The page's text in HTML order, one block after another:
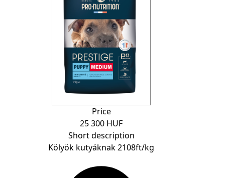
Price
25 300 HUF
Short description
Kölyök kutyáknak 2108ft/kg